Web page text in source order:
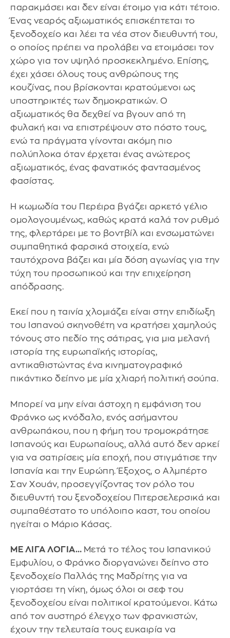
παρακμάσει και δεν είναι έτοιμο για κάτι τέτοιο.
Ένας νεαρός αξιωματικός επισκέπτεται το
ξενοδοχείο και λέει τα νέα στον διευθυντή του,
ο οποίος πρέπει να προλάβει να ετοιμάσει τον
χώρο για τον υψηλό προσκεκλημένο. Επίσης,
έχει χάσει όλους τους ανθρώπους της
κουζίνας, που βρίσκονται κρατούμενοι ως
υποστηρικτές των δημοκρατικών. Ο
αξιωματικός θα δεχθεί να βγουν από τη
φυλακή και να επιστρέψουν στο πόστο τους,
ενώ τα πράγματα γίνονται ακόμη πιο
πολύπλοκα όταν έρχεται ένας ανώτερος
αξιωματικός, ένας φανατικός φαντασμένος
φασίστας.
Η κωμωδία του Περέιρα βγάζει αρκετό γέλιο
ομολογουμένως, καθώς κρατά καλά τον ρυθμό
της, φλερτάρει με το βοντβίλ και ενσωματώνει
συμπαθητικά φαρσικά στοιχεία, ενώ
ταυτόχρονα βάζει και μία δόση αγωνίας για την
τύχη του προσωπικού και την επιχείρηση
απόδρασης.
Εκεί που η ταινία χλομιάζει είναι στην επιδίωξη
του Ισπανού σκηνοθέτη να κρατήσει χαμηλούς
τόνους στο πεδίο της σάτιρας, για μια μελανή
ιστορία της ευρωπαϊκής ιστορίας,
αντικαθιστώντας ένα κινηματογραφικό
πικάντικο δείπνο με μία χλιαρή πολιτική σούπα.
Μπορεί να μην είναι άστοχη η εμφάνιση του
Φράνκο ως κνόδαλο, ενός ασήμαντου
ανθρωπάκου, που η φήμη του τρομοκράτησε
Ισπανούς και Ευρωπαίους, αλλά αυτό δεν αρκεί
για να σατιρίσεις μία εποχή, που στιγμάτισε την
Ισπανία και την Ευρώπη. Έξοχος, ο Αλμπέρτο
Σαν Χουάν, προσεγγίζοντας τον ρόλο του
διευθυντή του ξενοδοχείου Πιτερσελερσικά και
συμπαθέστατο το υπόλοιπο καστ, του οποίου
ηγείται ο Μάριο Κάσας.
ΜΕ ΛΙΓΑ ΛΟΓΙΑ… Μετά το τέλος του Ισπανικού
Εμφυλίου, ο Φράνκο διοργανώνει δείπνο στο
ξενοδοχείο Παλλάς της Μαδρίτης για να
γιορτάσει τη νίκη, όμως όλοι οι σεφ του
ξενοδοχείου είναι πολιτικοί κρατούμενοι. Κάτω
από τον αυστηρό έλεγχο των φρανκιστών,
έχουν την τελευταία τους ευκαιρία να